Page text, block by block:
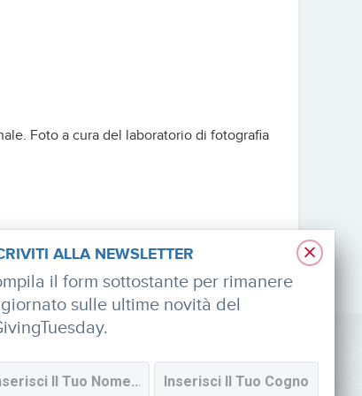
Foto a cura del laboratorio di fotografia
SOCIAL
×
ALLA NEWSLETTER
il form sottostante per rimanere
sulle ultime novità del